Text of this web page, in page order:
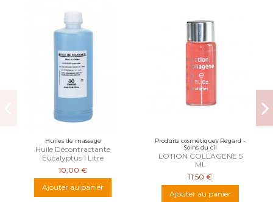
Huiles de massage
Huile Décontractante
Eucalyptus 1 Litre
10,00 €
Ajouter au panier
Produits cosmétiques Regard -
Soins du cil
LOTION COLLAGENE 5
ML
11,50 €
Ajouter au panier